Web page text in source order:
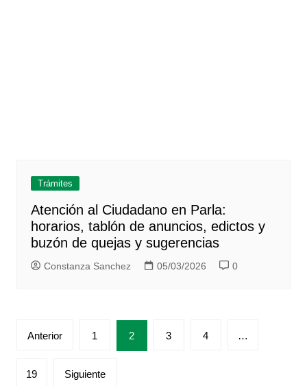
Trámites
Atención al Ciudadano en Parla:
horarios, tablón de anuncios, edictos y
buzón de quejas y sugerencias
Constanza Sanchez 05/03/2026 0
Paginación
entradas
Anterior 1 2 3 4 …
19 Siguiente